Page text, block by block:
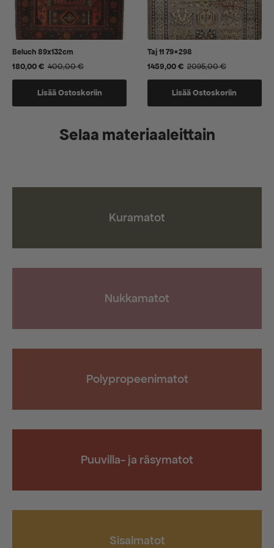
Beluch 89x132cm
400,00€
Alkuperäinen
hinta
180,00€
Nykyinen
hinta
Lisää Ostoskoriin
Taj 11 79×298
2095,00€
Alkuperäinen
hinta
1459,00€
Nykyinen
hinta
Lisää Ostoskoriin
Selaa materiaaleittain
Kuramatot
Nukkamatot
Polypropeenimatot
Puuvilla- ja räsymatot
Sisalmatot